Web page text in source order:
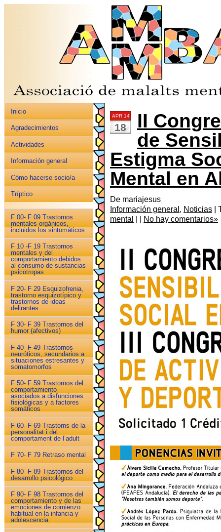
Inicio
Agradecimientos
Actividades
Información general
Cómo hacerse socio/a
Tríptico
F 00- F 09 Trastornos
mentales orgánicos,
incluidos los sintomáticos
F 10 -F 19 Trastornos
mentales y del
comportamiento debidos
al consumo de sustancias
psicotropas
F 20- F 29 Esquizofrenia,
trastorno esquizotípico y
trastornos de ideas
delirantes
F 30- F 39 Trastornos del
humor (afectivos)
F 40- F 49 Trastornos
neuróticos, secundarios a
situaciones estresantes y
somatomorfos
F 50- F 59 Trastornos del
comportamiento
asociados a disfunciones
fisiológicas y a factores
somáticos
F 60- F 69 Trastorns de la
personalitat i del
comportament de l’adult
F 70- F 79 Retraso mental
F 80- F 89 Trastornos del
desarrollo psicológico
F 90- F 98 Trastornos del
comportamiento y de las
emociones de comienzo
habitual en la infancia y
adolescencia
APR 14
18
II
de
Estigma
Mental en
De mariajesus
Información general , Noticias |
mental
No hay comentarios»